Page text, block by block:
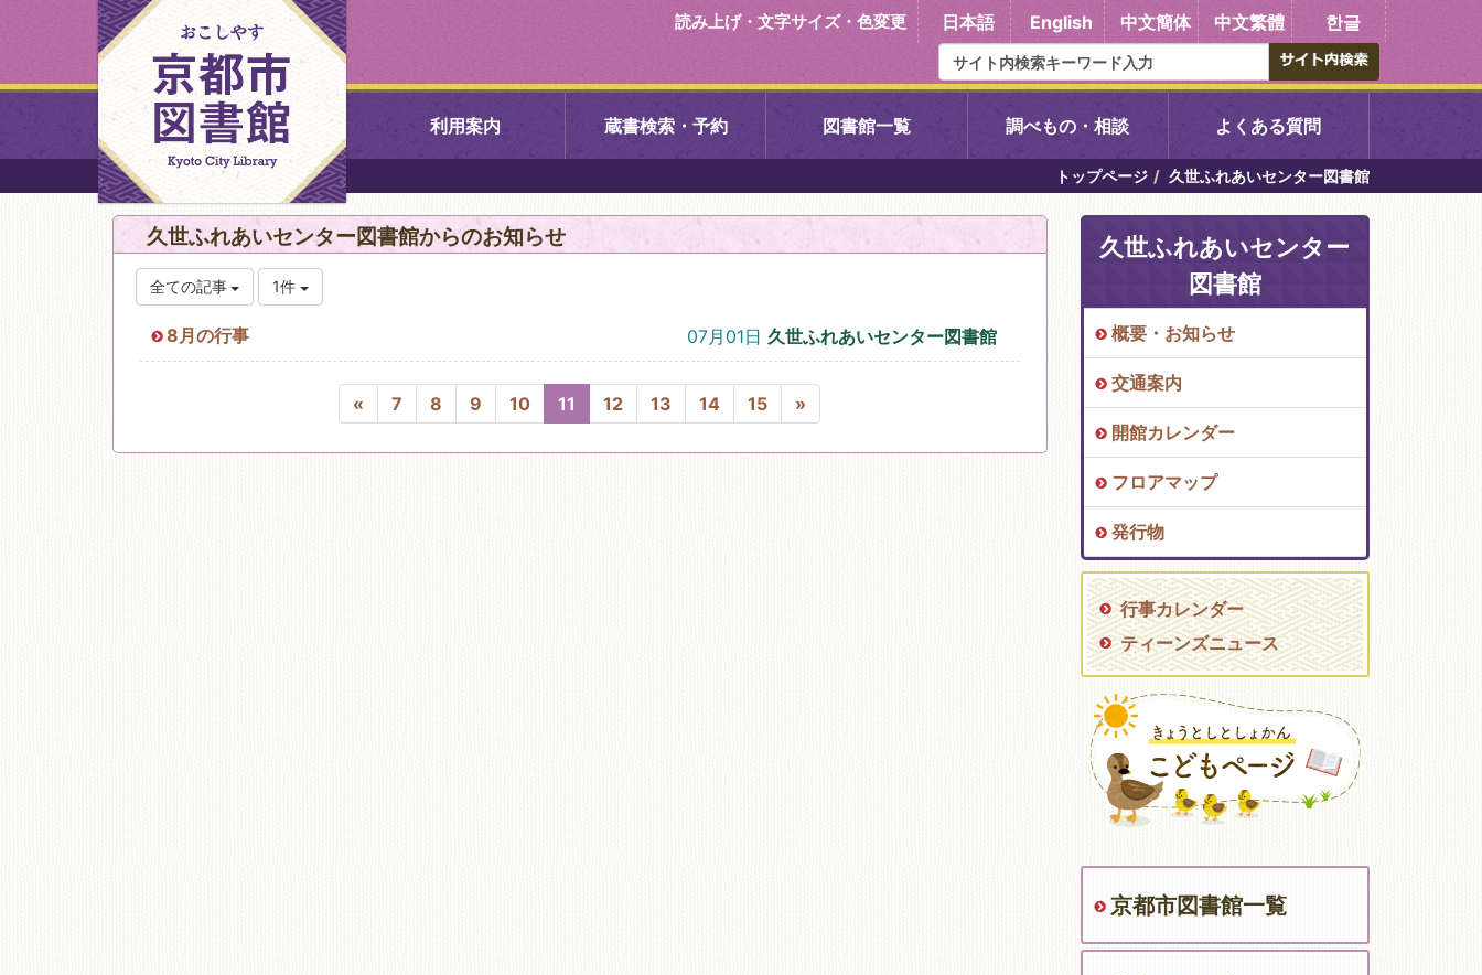
読み上げ・文字サイズ・色変更 日本語 English 中文簡体 中文繁體 한글
利用案内 蔵書検索・予約 図書館一覧
中央図書館 右京中央図書館 伏見中央図書館 醍醐中央図書館
北図書館 左京図書館 岩倉図書館 東山図書館
吉祥院図書館
久世ふれあいセンター図
書館
西京図書館 向島図書館
コミュニティプラザ深草
図書館
調べもの・相談 よくある質問
トップページ 久世ふれあいセンター図書館
久世ふれあいセンター図書館からのお知らせ
全ての記事 1件
8月の行事 07月01日 久世ふれあいセンター図書館
« 7 8 9 10 11 12 13 14 15 »
久世ふれあいセンター
図書館
概要・お知らせ
交通案内
開館カレンダー
フロアマップ
発行物
行事カレンダー
ティーンズニュース
京都市図書館一覧